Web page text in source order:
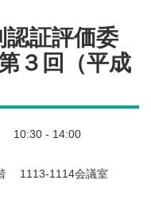
認証評価委
３回（平成
- 14:00
1114会議室